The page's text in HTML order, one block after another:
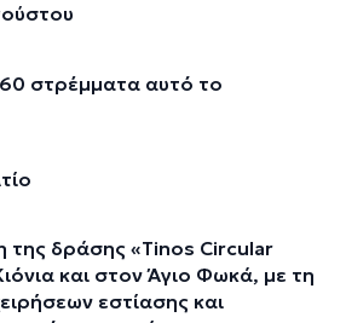
στρέμματα αυτό το
της δράσης «Tinos Circular
και στον Άγιο Φωκά, με τη
εστίασης και